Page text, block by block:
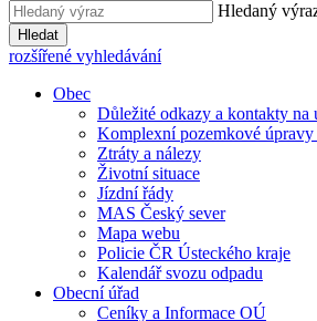
Hledaný
Hledat
rozšířené vyhledávání
Obec
Důležité odkazy a kontakty na
Komplexní pozemkové
Ztráty a nálezy
Životní situace
Jízdní řády
MAS Český sever
Mapa webu
Policie ČR Ústeckého kraje
Kalendář svozu odpadu
Obecní úřad
Ceníky a Informace OÚ